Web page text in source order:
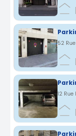
12 Rue